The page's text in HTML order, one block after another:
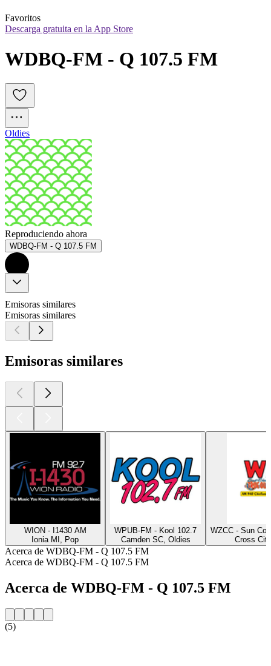
Favoritos
Descarga gratuita en la App Store
WDBQ-FM - Q 107.5 FM
Oldies
Reproduciendo ahora
WDBQ-FM - Q 107.5 FM
Emisoras similares
Emisoras similares
Emisoras similares
WION - I1430 AM
Ionia MI, Pop
WPUB-FM - Kool 102.7
Camden SC, Oldies
WZCC - Sun
Cross
Acerca de WDBQ-FM - Q 107.5 FM
Acerca de WDBQ-FM - Q 107.5 FM
Acerca de WDBQ-FM - Q 107.5 FM
(5)